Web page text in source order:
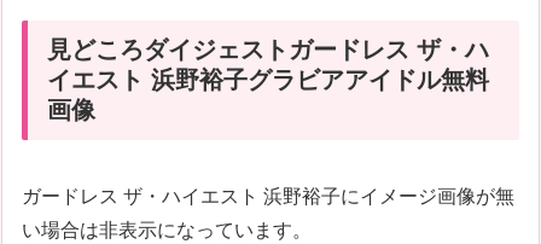
見どころダイジェストガードレス ザ・ハ
イエスト 浜野裕子グラビアアイドル無料
画像
ガードレス ザ・ハイエスト 浜野裕子にイメージ画像が無
い場合は非表示になっています。